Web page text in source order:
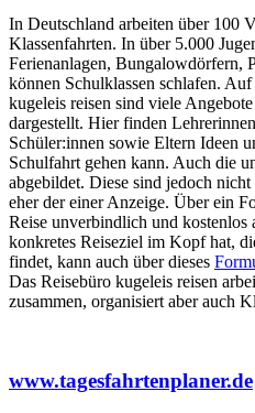
In Deutschland arbeiten über 100
Klassenfahrten. In über 5.000
Ferienanlagen, Bungalowdörfern,
können Schulklassen schlafen.
kugeleis reisen sind viele
dargestellt. Hier finden
Schüler:innen sowie Eltern Ideen
Schulfahrt gehen kann. Auch die
abgebildet. Diese sind jedoch
eher der einer Anzeige. Über ein
Reise unverbindlich und kostenlos
konkretes Reiseziel im Kopf hat,
findet, kann auch über dieses
Das Reisebüro kugeleis reisen
zusammen, organisiert aber auch
www.tagesfahrtenplaner.de